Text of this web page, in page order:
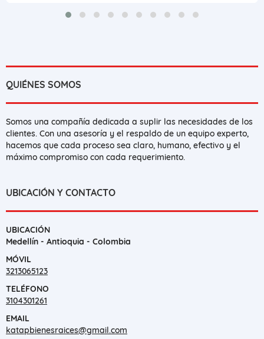
QUIÉNES SOMOS
Somos una compañía dedicada a suplir las necesidades de los
clientes. Con una asesoría y el respaldo de un equipo experto,
hacemos que cada proceso sea claro, humano, efectivo y el
máximo compromiso con cada requerimiento.
UBICACIÓN Y CONTACTO
UBICACIÓN
Medellín - Antioquia - Colombia
MÓVIL
3213065123
TELÉFONO
3104301261
EMAIL